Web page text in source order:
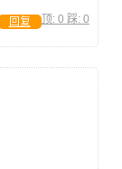
顶: 0 踩: 0
回复